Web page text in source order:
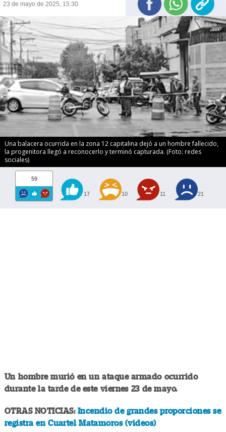
23 de mayo de 2025, 15:30
Una balacera ocurrida en la zona 12 capitalina dejó a un hombre fallecido,
la progenitora llegó a reconocerlo y terminó capturada. (Foto: redes
sociales)
59
17 10 11 21
Un hombre murió en un ataque armado ocurrido
durante la tarde de este viernes 23 de mayo.
OTRAS NOTICIAS: Incendio de grandes proporciones se
registra en Cuartel Matamoros (videos)